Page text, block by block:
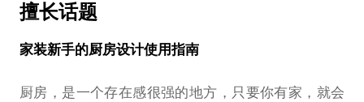
擅长话题
家装新手的厨房设计使用指南
厨房，是一个存在感很强的地方，只要你有家，就会